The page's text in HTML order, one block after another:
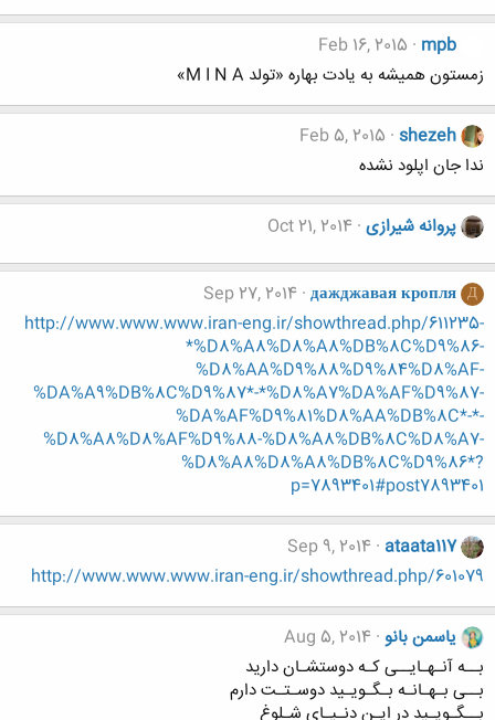
mpb
Feb 16, 2015
زمستون همیشه به یادت بهاره «تولد M I N A»
shezeh
Feb 5, 2015
ندا جان اپلود نشده
پروانه شیرازی Oct 21, 2014
Д
дажджавая кропля
Sep 27, 2014
http://www.www.www.iran-eng.ir/showthread.php/611235-
*%D8%A8%D8%A8%DB%8C%D9%86-
%D8%AA%D9%88%D9%84%D8%AF-
%DA%A9%DB%8C%D9%87*-*%D8%A7%DA%AF%D9%87-
%DA%AF%D9%81%D8%AA%DB%8C*-*-
%D8%A8%D8%AF%D9%88-%D8%A8%DB%8C%D8%A7-
%D8%A8%D8%A8%DB%8C%D9%86*?
p=7893401#post7893401
ataata117
Sep 9, 2014
http://www.www.www.iran-eng.ir/showthread.php/601079
یاسمن بانو Aug 5, 2014
بــه آنـهـایــی کـه دوستشـان دارید
بــی بـهـانـه بـگـویـید دوسـتـت دارم
بــگـویـید در ایـن دنـیـای شـلوغ